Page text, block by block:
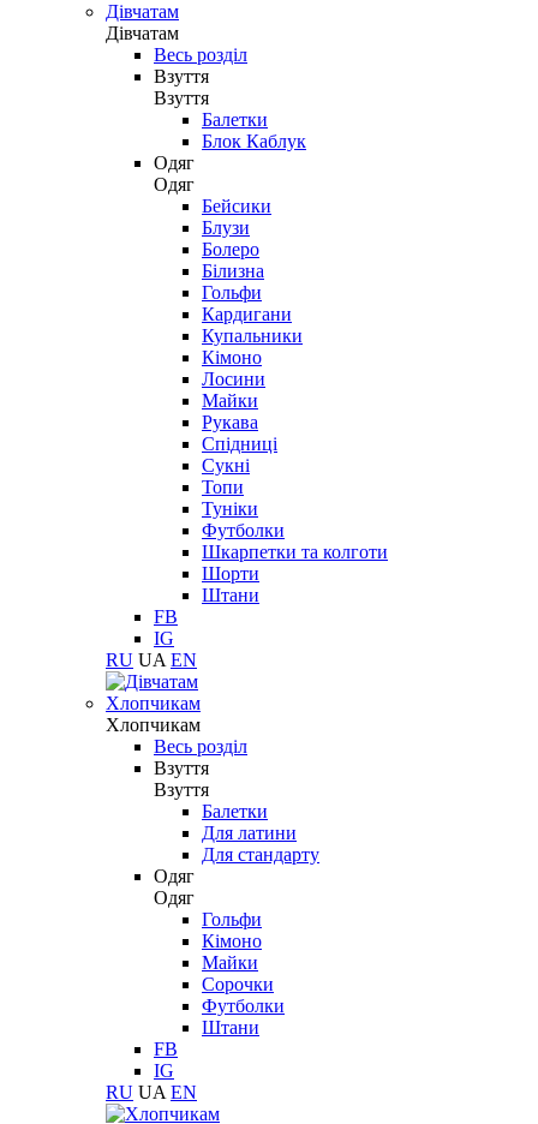
Дівчатам
Дівчатам
Весь розділ
Взуття
Взуття
Балетки
Блок Каблук
Одяг
Одяг
Бейсики
Блузи
Болеро
Білизна
Гольфи
Кардигани
Купальники
Кімоно
Лосини
Майки
Рукава
Спідниці
Сукні
Топи
Туніки
Футболки
Шкарпетки та колготи
Шорти
Штани
FB
IG
RU UA EN
Хлопчикам
Хлопчикам
Весь розділ
Взуття
Взуття
Балетки
Для латини
Для стандарту
Одяг
Одяг
Гольфи
Кімоно
Майки
Сорочки
Футболки
Штани
FB
IG
RU UA EN